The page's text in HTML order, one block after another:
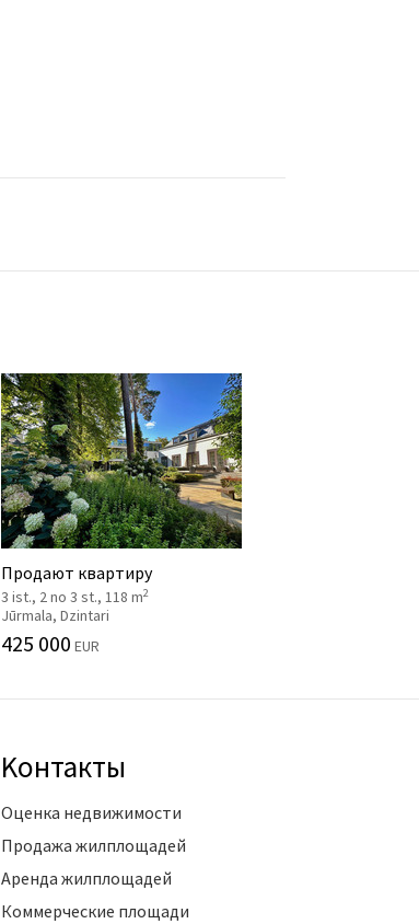
Продают квартиру
3 ist., 2 no 3 st., 118 m2
Jūrmala, Dzintari
425 000 EUR
Kонтакты
Оценка недвижимости
Продажа жилплощадей
Аренда жилплощадей
Коммерческие площади